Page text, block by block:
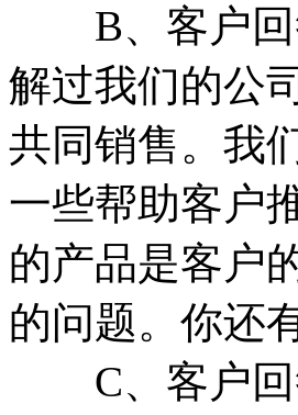
B、客户回
解过我们的公
共同销售。我
一些帮助客户
的产品是客户
的问题。你还
C、客户回